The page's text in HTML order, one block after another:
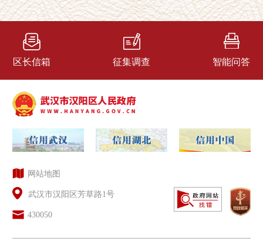
区长信箱 征集调查 智能问答
网站地图
武汉市汉阳区芳草路1号
430050